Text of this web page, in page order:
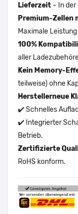
Lieferzeit – In der
Premium-Zellen
Maximale
100%
aller
Kein Memory-
teilweise) ohne
Herstellerneue
✔️ Schnelles
✔️ Integrierter
Betrieb.
Zertifizierte
RoHS konform.